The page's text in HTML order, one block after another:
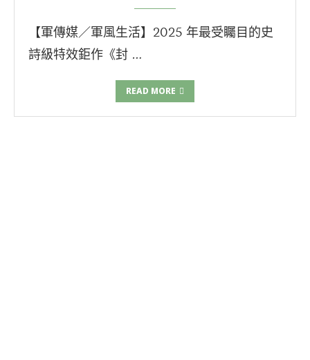
【軍傳媒／軍風生活】2025 年最受矚目的史
詩級特效鉅作《封 …
READ MORE